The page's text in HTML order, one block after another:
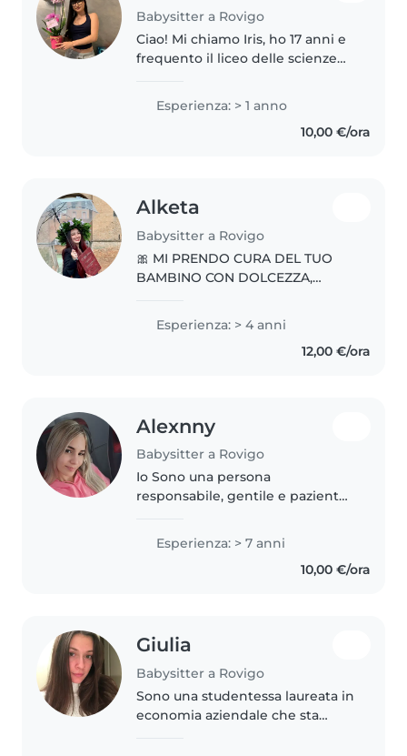
Babysitter a Rovigo
Ciao! Mi chiamo Iris, ho 17 anni e
frequento il liceo delle scienze
sportiva, solare e creativa. Amo
passare il tempo insieme ai
Esperienza: > 1 anno
10,00 €/ora
Alketa
Babysitter a Rovigo
🎀 MI PRENDO CURA DEL TUO
BAMBINO CON DOLCEZZA,
ANNI E SONO UN’EDUCATRICE
CON ESPERIENZA NELLA PRIMA
Esperienza: > 4 anni
12,00 €/ora
Alexnny
Babysitter a Rovigo
Io Sono una persona
responsabile, gentile e paziente.
bambini in un ambiente sicuro e
divertente. Sono puntuale,
attenta e impegnata nel loro
Esperienza: > 7 anni
10,00 €/ora
Giulia
Babysitter a Rovigo
Sono una studentessa laureata in
economia aziendale che sta